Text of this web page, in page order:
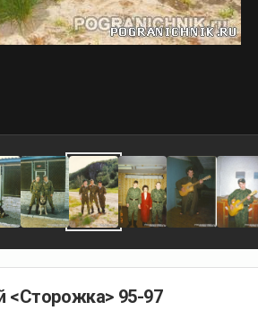
<Сторожка> 95-97